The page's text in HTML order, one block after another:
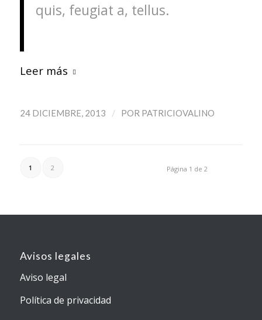
quis, feugiat a, tellus.
Leer más
24 DICIEMBRE, 2013 / POR PATRICIOVALINO
Página 1 de 2
1 2
Avisos legales
Aviso legal
Política de privacidad